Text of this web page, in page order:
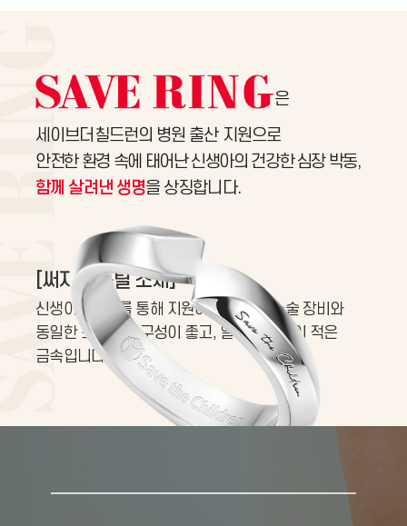
은
세이브더칠드런의 병원 출산 지원으로
안전한 환경 속에 태어난 신생아의 건강한 심장 박동,
함께 살려낸 생명을 상징합니다.
[써지컬 스틸 소재]
신생아살리기를 통해 지원하는 분만실 수술 장비와
동일한 소재로 내구성이 좋고, 알러지 반응이 적은
금속입니다.